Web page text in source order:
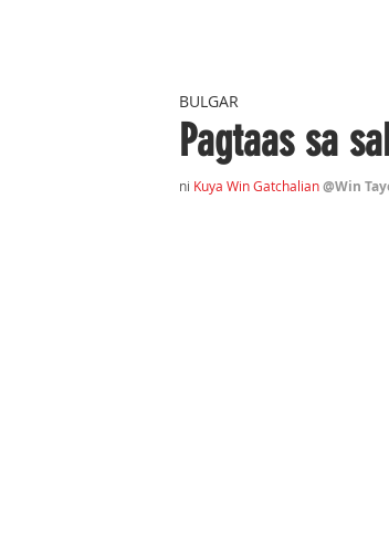
Pagtaas sa
BULGAR
ni Kuya Win Gatchalian@Win